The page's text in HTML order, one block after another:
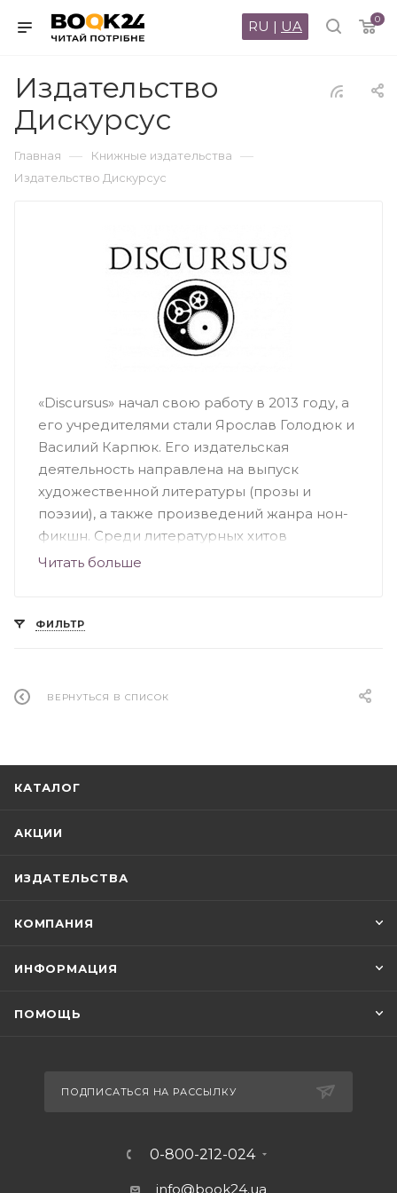
0
RU | UA
Издательство
Дискурсус
Главная — Книжные издательства —
Издательство Дискурсус
«Discursus» начал свою работу в 2013 году, а
его учредителями стали Ярослав Голодюк и
Василий Карпюк. Его издательская
деятельность направлена ​​на выпуск
художественной литературы (прозы и
поэзии), а также произведений жанра нон-
фикшн. Среди литературных хитов
особенно популярны «Квартира київських
вдохновенно работает над выпуском
украиноязычных книг бренд занимается
Читать больше
ФИЛЬТР
ВЕРНУТЬСЯ В СПИСОК
КАТАЛОГ
АКЦИИ
ИЗДАТЕЛЬСТВА
КОМПАНИЯ
ИНФОРМАЦИЯ
ПОМОЩЬ
ПОДПИСАТЬСЯ НА РАССЫЛКУ
0-800-212-024
info@book24.ua